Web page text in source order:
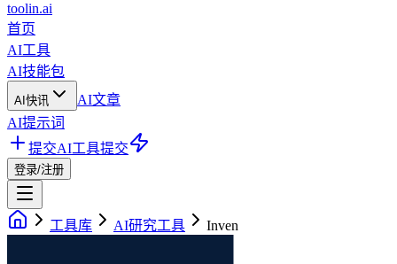
toolin.ai
首页
AI工具
AI技能包
AI快讯
AI文章
AI提示词
提交AI工具提交
登录/注册
工具库 AI研究工具 Inven